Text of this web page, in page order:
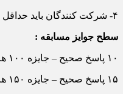
۴- شرکت کنندگان باید حداقل به ۱۰ سئوال پاسخ دهند .
سطح جوایز مسابقه :
۱۰ پاسخ صحیح – جایزه ۱۰۰ هزار تومانی (۵نفر)
۱۵ پاسخ صحیح – جایزه ۱۵۰ هزار تومانی و پتو مسافرتی (۳ نفر)